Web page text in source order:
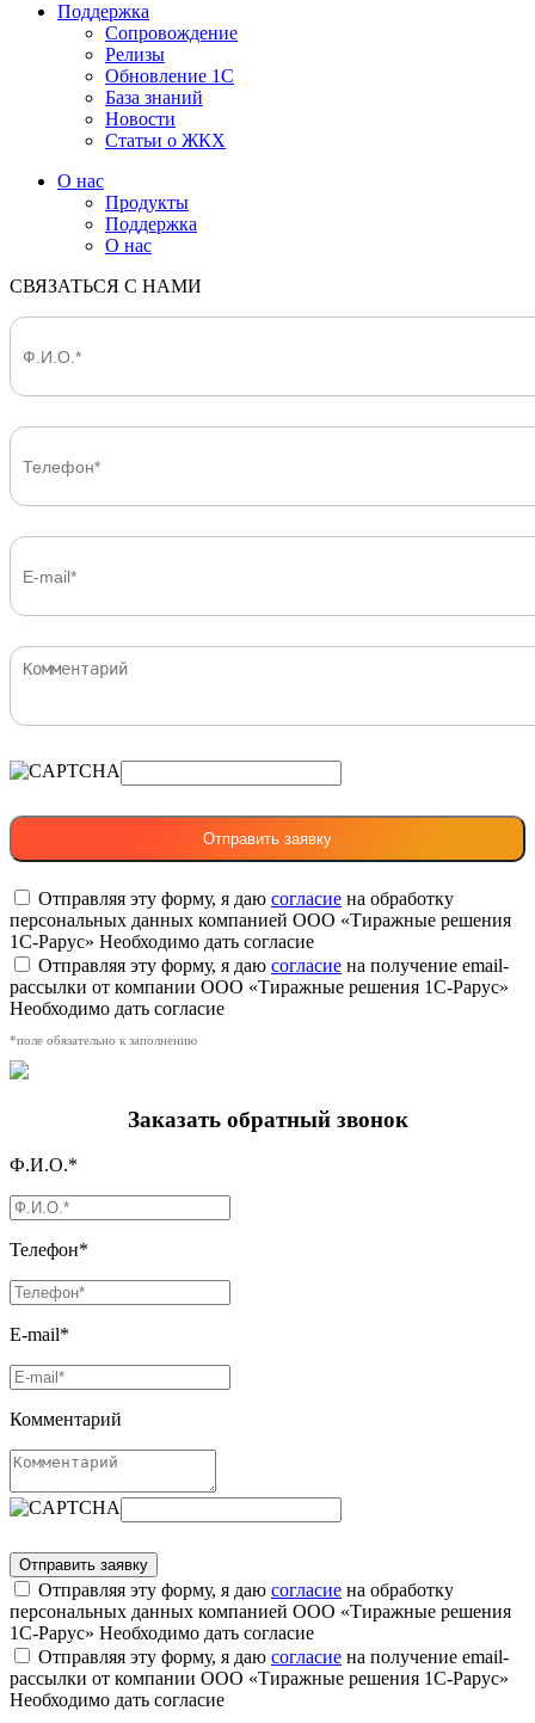
Поддержка
Сопровождение
Релизы
Обновление 1С
База знаний
Новости
Статьи о ЖКХ
О нас
Продукты
Поддержка
О нас
СВЯЗАТЬСЯ С НАМИ
Отправляя эту форму, я даю согласие на обработку
персональных данных компанией ООО «Тиражные решения
1С-Рарус» Необходимо дать согласие
Отправляя эту форму, я даю согласие на получение email-
рассылки от компании ООО «Тиражные решения 1С-Рарус»
Необходимо дать согласие
*поле обязательно к заполнению
Заказать обратный звонок
Ф.И.О.*
Телефон*
E-mail*
Комментарий
Отправляя эту форму, я даю согласие на обработку
персональных данных компанией ООО «Тиражные решения
1С-Рарус» Необходимо дать согласие
Отправляя эту форму, я даю согласие на получение email-
рассылки от компании ООО «Тиражные решения 1С-Рарус»
Необходимо дать согласие